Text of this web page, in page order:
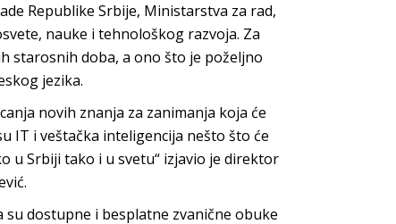
Republike Srbije, Ministarstva za rad,
nauke i tehnološkog razvoja. Za
starosnih doba, a ono što je poželjno
jezika.
novih znanja za zanimanja koja će
IT i veštačka inteligencija nešto što će
u Srbiji tako i u svetu“ izjavio je direktor
dostupne i besplatne zvanične obuke